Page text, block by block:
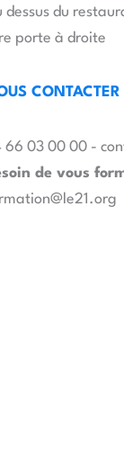
dessus du
porte à droite
CONTACTER
66 03 00 00 -
de vous